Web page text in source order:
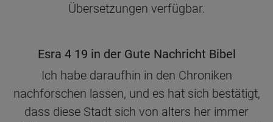
Übersetzungen verfügbar.
Esra 4 19 in der Gute Nachricht Bibel
Ich habe daraufhin in den Chroniken
nachforschen lassen, und es hat sich bestätigt,
dass diese Stadt sich von alters her immer